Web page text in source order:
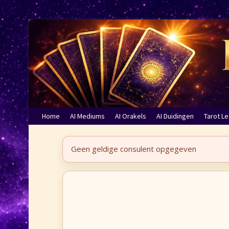
Home AI Mediums AI Orakels AI Duidingen Tarot
Geen geldige consulent opgegeven